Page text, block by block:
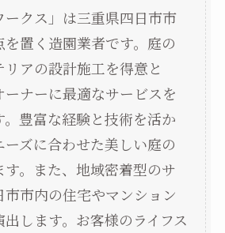
ークス」は三重県四日市市
置く造園業者です。庭の
アの設計施工を得意と
ーナーに最適なサービスを
豊富な経験と技術を活か
ーズに合わせた美しい庭の
。また、地域密着型のサ
市市内の住宅やマンション
します。お客様のライフス